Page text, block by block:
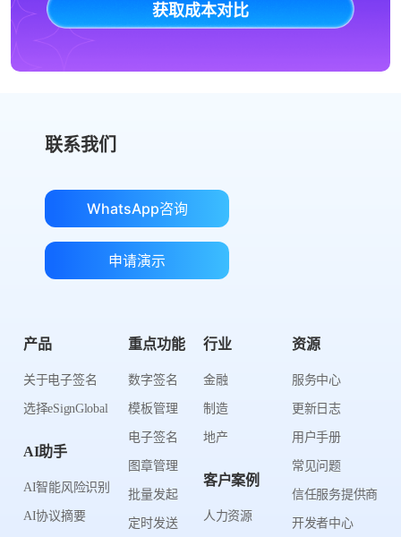
获取成本对比
联系我们
WhatsApp咨询
申请演示
产品
关于电子签名
选择eSignGlobal
AI助手
AI智能风险识别
AI协议摘要
重点功能
数字签名
模板管理
电子签名
图章管理
批量发起
定时发送
行业
金融
制造
地产
客户案例
人力资源
资源
服务中心
更新日志
用户手册
常见问题
信任服务提供商
开发者中心